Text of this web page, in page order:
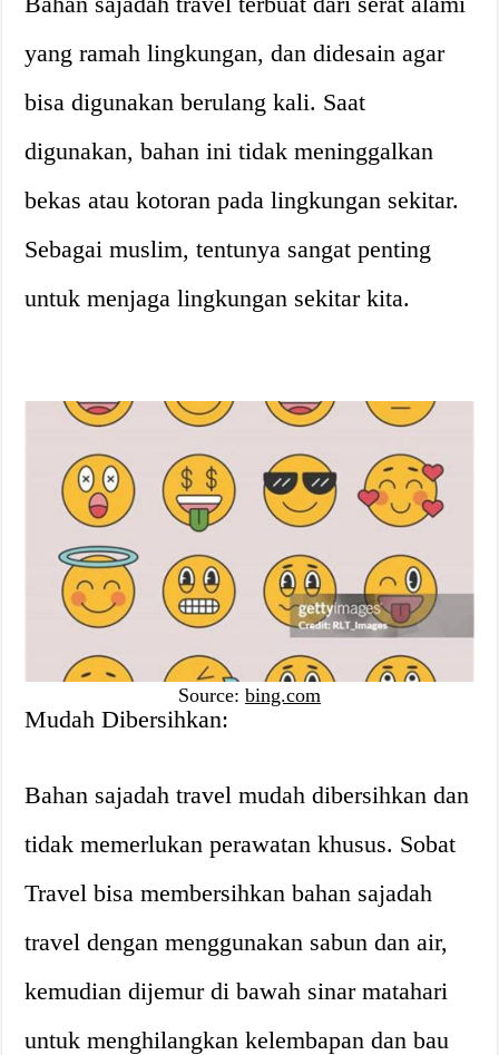
yang ramah lingkungan, dan didesain agar
bisa digunakan berulang kali. Saat
digunakan, bahan ini tidak meninggalkan
bekas atau kotoran pada lingkungan sekitar.
Sebagai muslim, tentunya sangat penting
untuk menjaga lingkungan sekitar kita.
Source: bing.com
Mudah Dibersihkan:
Bahan sajadah travel mudah dibersihkan dan
tidak memerlukan perawatan khusus. Sobat
Travel bisa membersihkan bahan sajadah
travel dengan menggunakan sabun dan air,
kemudian dijemur di bawah sinar matahari
untuk menghilangkan kelembapan dan bau